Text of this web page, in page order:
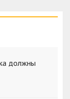
должны